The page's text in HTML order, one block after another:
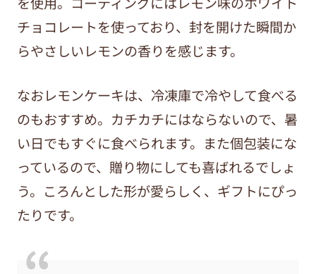
チョコレートを使っており、封を開けた瞬間か
らやさしいレモンの香りを感じます。
なおレモンケーキは、冷凍庫で冷やして食べる
のもおすすめ。カチカチにはならないので、暑
い日でもすぐに食べられます。また個包装にな
っているので、贈り物にしても喜ばれるでしょ
う。ころんとした形が愛らしく、ギフトにぴっ
たりです。